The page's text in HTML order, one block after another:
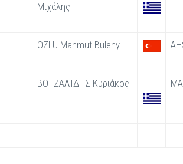
Μιχάλης
OZLU Mahmut Buleny
ΒΟΤΖΑΛΙΔΗΣ Κυριάκος